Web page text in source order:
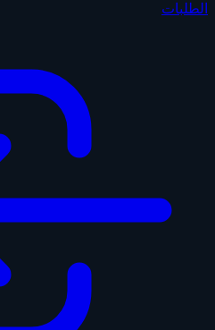
الطلبات